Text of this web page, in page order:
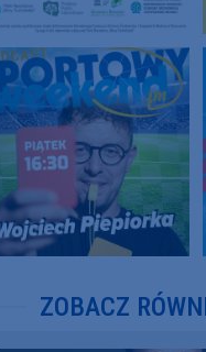
ZOBACZ